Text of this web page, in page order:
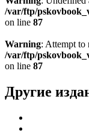
/var/ftp/
on line 87
Warning: Attempt to
/var/ftp/
on line 87
Другие